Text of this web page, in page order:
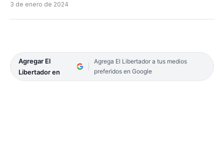
3 de enero de 2024
Agregar El
Libertador en
Agrega El Libertador a tus medios
preferidos en Google